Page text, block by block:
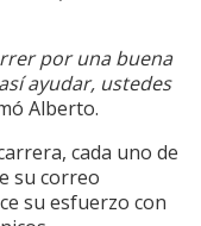
por una buena
ayudar, ustedes
Alberto.
cada uno de
su correo
su esfuerzo con